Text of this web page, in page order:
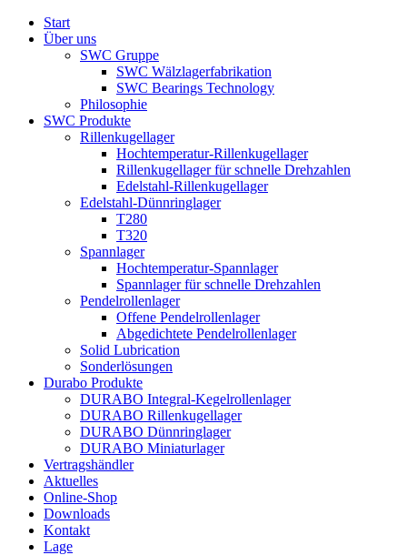
Start
Über uns
SWC Gruppe
SWC Wälzlagerfabrikation
SWC Bearings Technology
Philosophie
SWC Produkte
Rillenkugellager
Hochtemperatur-Rillenkugellager
Rillenkugellager für schnelle Drehzahlen
Edelstahl-Rillenkugellager
Edelstahl-Dünnringlager
T280
T320
Spannlager
Hochtemperatur-Spannlager
Spannlager für schnelle Drehzahlen
Pendelrollenlager
Offene Pendelrollenlager
Abgedichtete Pendelrollenlager
Solid Lubrication
Sonderlösungen
Durabo Produkte
DURABO Integral-Kegelrollenlager
DURABO Rillenkugellager
DURABO Dünnringlager
DURABO Miniaturlager
Vertragshändler
Aktuelles
Online-Shop
Downloads
Kontakt
Lage